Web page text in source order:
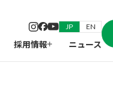
JP EN
採用情報 ニュース